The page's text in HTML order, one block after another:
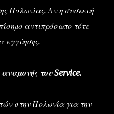
Πολωνίας. Αν η συσκευή
αντιπρόσωπο τότε
εγγύησης.
αναμονής του Service.
στην Πολωνία για την